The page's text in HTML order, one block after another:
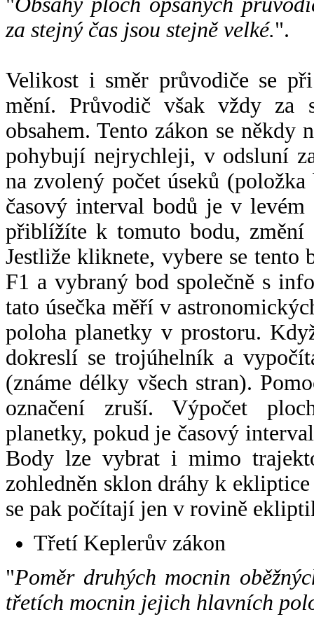
za stejný čas jsou stejně velké.".
Velikost i směr průvodiče se
mění. Průvodič však vždy za
obsahem. Tento zákon se někdy
pohybují nejrychleji, v odsluní
na zvolený počet úseků
časový interval bodů je v
přiblížíte k tomuto bodu,
Jestliže kliknete, vybere se tento
F1 a vybraný bod společně s
tato úsečka měří v
poloha planetky v prostoru.
dokreslí se trojúhelník a
(známe délky všech stran).
označení zruší. Výpočet
planetky, pokud je časový
Body lze vybrat i mimo
zohledněn sklon dráhy k
se pak počítají jen v rovině
Třetí Keplerův zákon
"Poměr druhých mocnin
třetích mocnin jejich hlavních